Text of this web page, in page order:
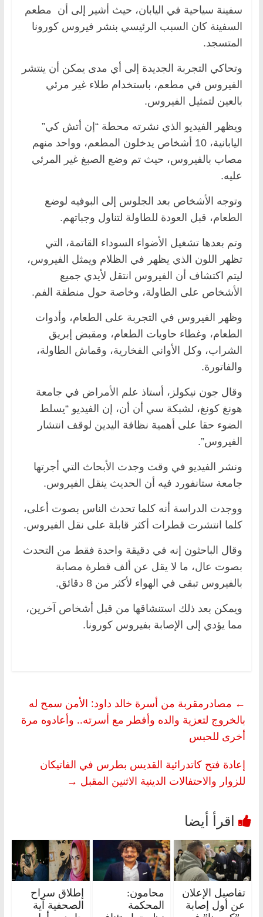
سفينة سياحية في اليابان، حيث أشير إلى أن مطعم
السفينة كان السبب الرئيسي بنشر فيروس كورونا
المتسجد.
وتحاكي التجربة الجديدة إلى أي مدى يمكن أن ينتشر
الفيروس في مطعم، باستخدام طلاء غير مرئي
بالعين لتمثيل الفيروس.
ويظهر الفيديو الذي نشرته محطة “إن أتش كي”
اليابانية، 10 أشخاص يدخلون المطعم، وواحد منهم
مصاب بالفيروس، حيث تم وضع الصبغ غير المرئي
عليه.
وتوجه الأشخاص بعد الجلوس إلى البوفيه لوضع
الطعام، قبل العودة للطاولة لتناول وجباتهم.
وتم بعدها تشغيل الأضواء السوداء القاتمة، التي
تظهر اللون الذي يظهر في الظلام ويمثل الفيروس،
ليتم اكتشاف أن الفيروس انتقل لأيدي جميع
الأشخاص على الطاولة، وخاصة حول منطقة الفم.
وظهر الفيروس في التجربة على الطعام، وأدوات
الطعام، وغطاء حاويات الطعام، ومقبض إبريق
الشراب، وكل الأواني الفخارية، وقماش الطاولة،
والفاتورة.
وقال جون نيكولز، أستاذ علم الأمراض في جامعة
هونغ كونغ، لشبكة سي أن أن، إن الفيديو “يسلط
الضوء حقا على أهمية نظافة اليدين لوقف انتشار
الفيروس”.
ونشر الفيديو في وقت وجدت الأبحاث التي أجرتها
جامعة ستانفورد فيه أن الحديث ينقل الفيروس.
ووجدت الدراسة أنه كلما تحدث الناس بصوت أعلى،
كلما انتشرت قطرات أكثر قابلة على نقل الفيروس.
وقال الباحثون إنه في دقيقة واحدة فقط من التحدث
بصوت عال، ما لا يقل عن ألف قطرة مصابة
بالفيروس تبقى في الهواء لأكثر من 8 دقائق.
ويمكن بعد ذلك استنشاقها من قبل أشخاص آخرين،
مما يؤدي إلى الإصابة بفيروس كورونا.
← مصادرمقربة من أسرة خالد داود: الأمن سمح له
بالخروج لتعزية والده وأفطر مع أسرته.. وأعادوه مرة
أخرى للحبس
إعادة فتح كاتدرائية القديس بطرس في الفاتيكان
للزوار والاحتفالات الدينية الاثنين المقبل →
تفاصيل الإعلان
عن أول إصابة
محامون:
المحكمة
إطلاق سراح
الصحفية آية